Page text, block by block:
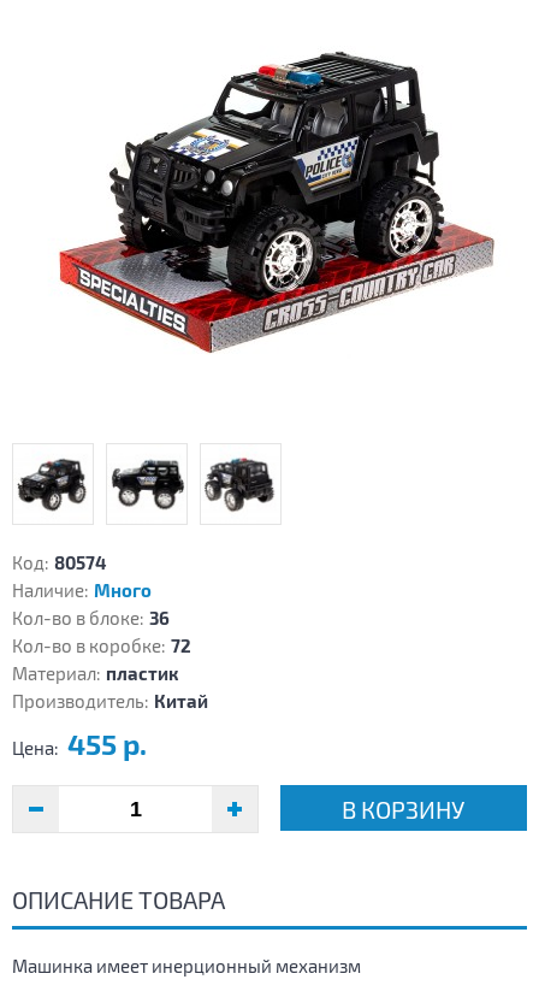
Код: 80574
Наличие: Много
Кол-во в блоке: 36
Кол-во в коробке: 72
Материал: пластик
Производитель: Китай
Цена: 455 р.
В КОРЗИНУ
ОПИСАНИЕ ТОВАРА
Машинка имеет инерционный механизм